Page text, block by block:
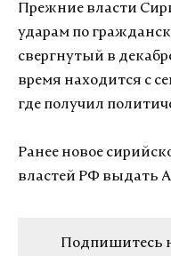
Прежние власти
ударам по
свергнутый в
время находится с
где получил
Ранее новое
властей РФ выдать
Подпишитесь